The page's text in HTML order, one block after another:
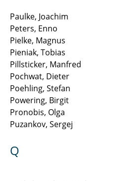
Paulke, Joachim
Peters, Enno
Pielke, Magnus
Pieniak, Tobias
Pillsticker, Manfred
Pochwat, Dieter
Poehling, Stefan
Powering, Birgit
Pronobis, Olga
Puzankov, Sergej
Q